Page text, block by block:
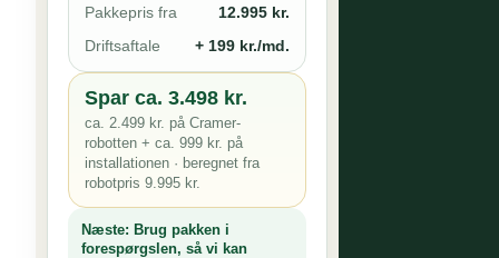
Pakkepris fra
12.995 kr.
Driftsaftale
+ 199 kr./md.
Spar ca. 3.498 kr.
ca. 2.499 kr. på Cramer-
robotten + ca. 999 kr. på
installationen · beregnet fra
robotpris 9.995 kr.
Næste: Brug pakken i
forespørgslen, så vi kan